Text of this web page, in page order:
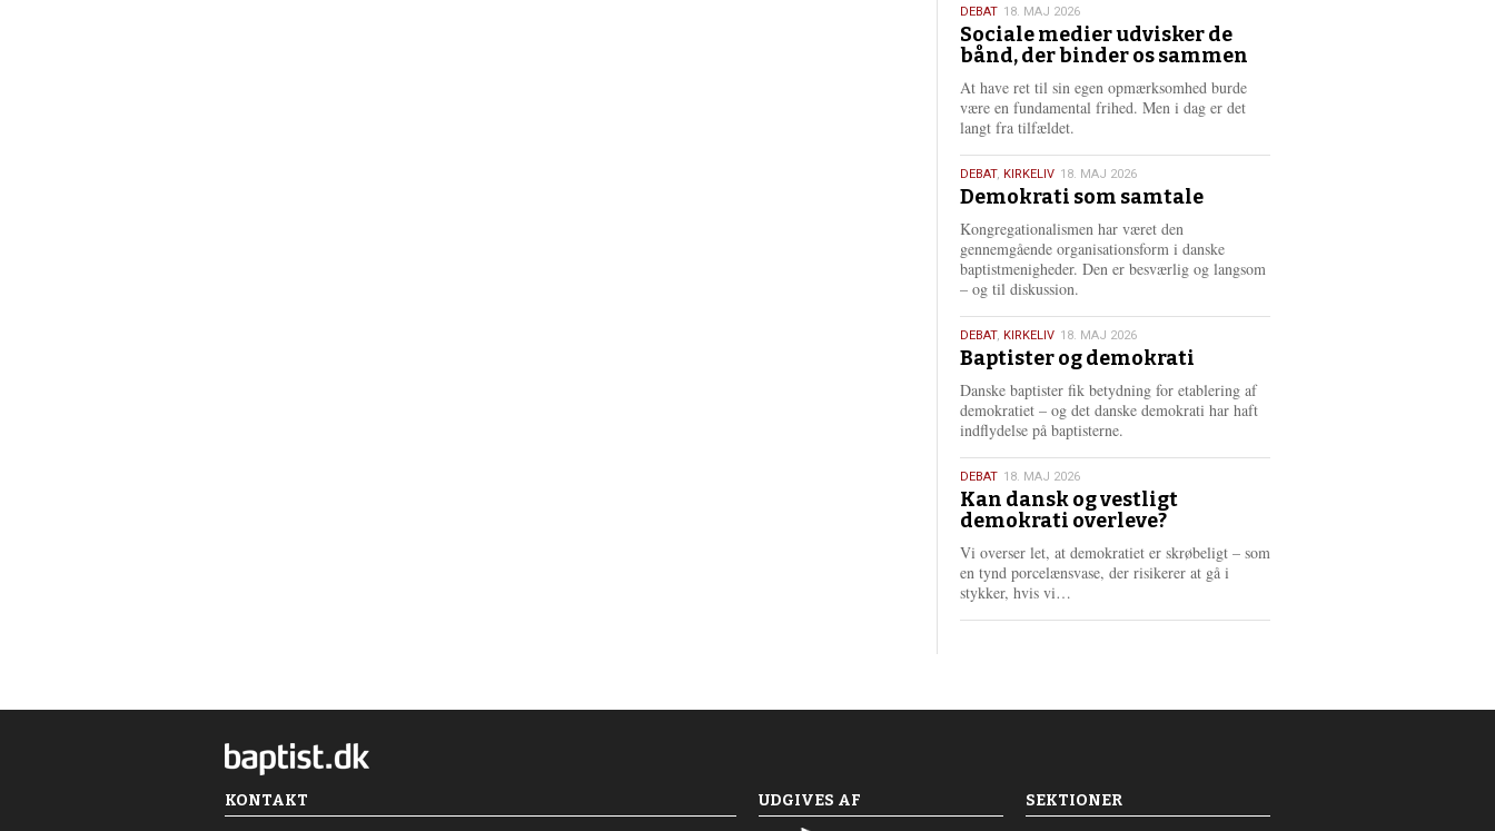
18.
maj
2026
DEBAT 18. MAJ 2026
Sociale medier udvisker de
bånd, der binder os sammen
At have ret til sin egen opmærksomhed burde
være en fundamental frihed. Men i dag er det
langt fra tilfældet.
18.
maj
2026
DEBAT, KIRKELIV 18. MAJ 2026
Demokrati som samtale
Kongregationalismen har været den
gennemgående organisationsform i danske
baptistmenigheder. Den er besværlig og langsom
– og til diskussion.
18.
maj
2026
DEBAT, KIRKELIV 18. MAJ 2026
Baptister og demokrati
Danske baptister fik betydning for etablering af
demokratiet – og det danske demokrati har haft
indflydelse på baptisterne.
18.
maj
2026
DEBAT 18. MAJ 2026
Kan dansk og vestligt
demokrati overleve?
Vi overser let, at demokratiet er skrøbeligt – som
en tynd porcelænsvase, der risikerer at gå i
stykker, hvis vi…
e
KONTAKT UDGIVES AF SEKTIONER